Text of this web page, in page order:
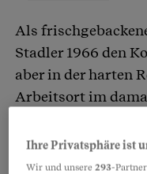
Als
Stadler 1966 den
aber in der harten
Arbeitsort im
der Sechziger ein
Jahre später
Ihre Privatsphäre ist
Wir und unsere293-